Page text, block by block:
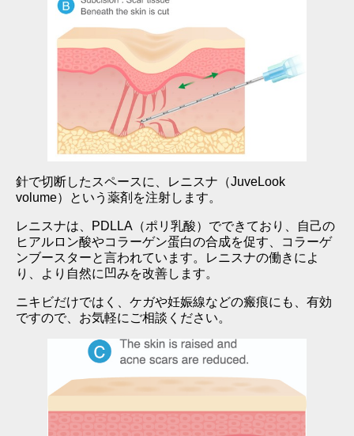
針で切断したスペースに、レニスナ（JuveLook
volume）という薬剤を注射します。
レニスナは、PDLLA（ポリ乳酸）でできており、自己の
ヒアルロン酸やコラーゲン蛋白の合成を促す、コラーゲ
ンブースターと言われています。レニスナの働きによ
り、より自然に凹みを改善します。
ニキビだけではく、ケガや妊娠線などの瘢痕にも、有効
ですので、お気軽にご相談ください。